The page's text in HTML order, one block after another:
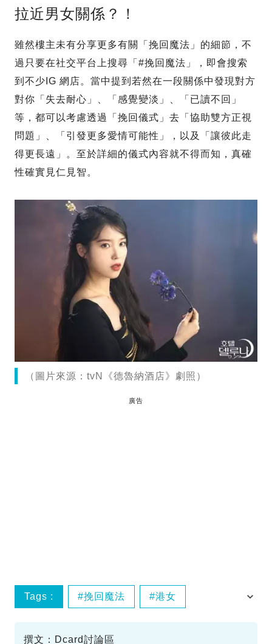
拉近男女關係？！
雖然樓主未有分享更多有關「挽回魔法」的細節，不
過只要在社交平台上搜尋「#挽回魔法」，即會搜索
到不少IG 網店。當中提到若然在一段關係中發現對方
對你「失去耐心」、「感覺變淡」、「已讀不回」
等，都可以考慮透過「挽回儀式」去「協助雙方正視
問題」、「引發更多愛情可能性」，以及「讓彼此走
得更長遠」。至於詳細的儀式內容就不得而知，真確
性確實見仁見智。
（圖片來源：tvN《德魯納酒店》劇照）
廣告
Tags : 挽回魔法 港女
撰文：Dcard討論區